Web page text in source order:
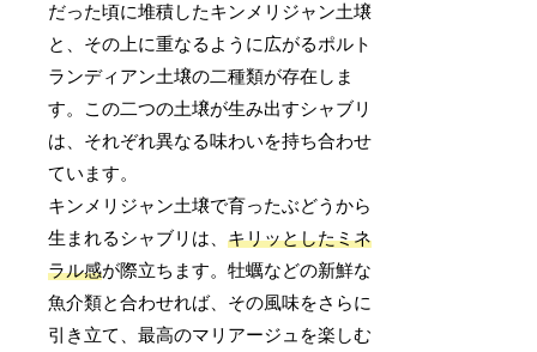
だった頃に堆積したキンメリジャン土壌
と、その上に重なるように広がるポルト
ランディアン土壌の二種類が存在しま
す。この二つの土壌が生み出すシャブリ
は、それぞれ異なる味わいを持ち合わせ
ています。
キンメリジャン土壌で育ったぶどうから
生まれるシャブリは、キリッとしたミネ
ラル感が際立ちます。牡蠣などの新鮮な
魚介類と合わせれば、その風味をさらに
引き立て、最高のマリアージュを楽しむ